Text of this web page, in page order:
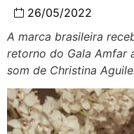
26/05/2022
A marca brasileira
retorno do Gala Amfar
som de Christina